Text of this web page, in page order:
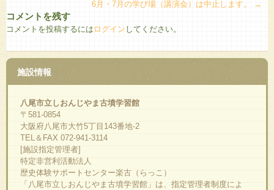
6月・7月の学び場（講演会）は中止します。
→
コメントを残す
コメントを投稿するには ログイン してください。
施設情報
八尾市立しおんじやま古墳学習館
〒581-0854
大阪府八尾市大竹5丁目143番地-2
TEL＆FAX 072-941-3114
[施設指定管理者]
特定非営利活動法人
歴史体験サポートセンター楽古（らっこ）
「八尾市立しおんじやま古墳学習館」は、指定管理者制度によ